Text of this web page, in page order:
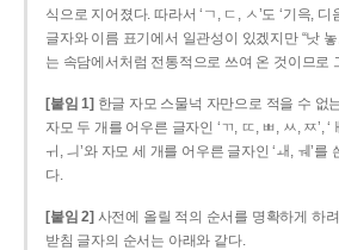
식으로 지어졌다. 따라서 ‘ㄱ, ㄷ, ㅅ’도 ‘기윽, 디
글자와 이름 표기에서 일관성이 있겠지만 “낫
는 속담에서처럼 전통적으로 쓰여 온 것이므로
[붙임 1] 한글 자모 스물넉 자만으로 적을 수 없
자모 두 개를 어우른 글자인 ‘ㄲ, ㄸ, ㅃ, ㅆ, ㅉ’, ‘
ㅟ, ㅢ’와 자모 세 개를 어우른 글자인 ‘ㅙ, ㅞ’를
다.
[붙임 2] 사전에 올릴 적의 순서를 명확하게 하
받침 글자의 순서는 아래와 같다.